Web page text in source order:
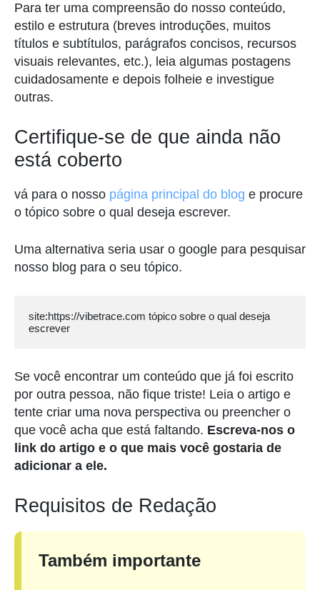
Para ter uma compreensão do nosso conteúdo,
estilo e estrutura (breves introduções, muitos
títulos e subtítulos, parágrafos concisos, recursos
visuais relevantes, etc.), leia algumas postagens
cuidadosamente e depois folheie e investigue
outras.
Certifique-se de que ainda não
está coberto
vá para o nosso página principal do blog e procure
o tópico sobre o qual deseja escrever.
Uma alternativa seria usar o google para pesquisar
nosso blog para o seu tópico.
site:https://vibetrace.com tópico sobre o qual deseja
escrever
Se você encontrar um conteúdo que já foi escrito
por outra pessoa, não fique triste! Leia o artigo e
tente criar uma nova perspectiva ou preencher o
que você acha que está faltando. Escreva-nos o
link do artigo e o que mais você gostaria de
adicionar a ele.
Requisitos de Redação
Também importante